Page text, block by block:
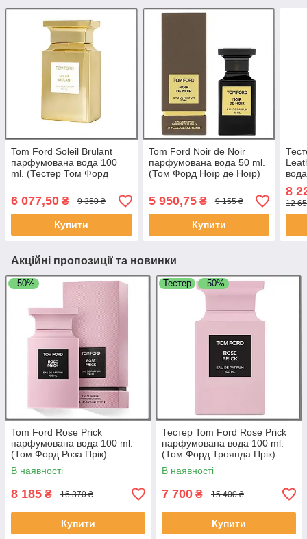
Tom Ford Soleil Brulant
парфумована вода 100
ml. (Тестер Том Форд
6 077,50 ₴ 9 350 ₴
Купити
Tom Ford Noir de Noir
парфумована вода 50 ml.
(Том Форд Ноїр де Ноїр)
5 950,75₴ 9 155 ₴
Купити
8
12
Акційні пропозиції та новинки
–50%
Tom Ford Rose Prick
парфумована вода 100 ml.
(Том Форд Роза Прік)
В наявності
8 185 ₴ 16 370 ₴
Купити
Тестер –50%
Тестер Tom Ford Rose Prick
парфумована вода 100 ml.
(Том Форд Троянда Прік)
В наявності
7 700 ₴ 15 400 ₴
Купити